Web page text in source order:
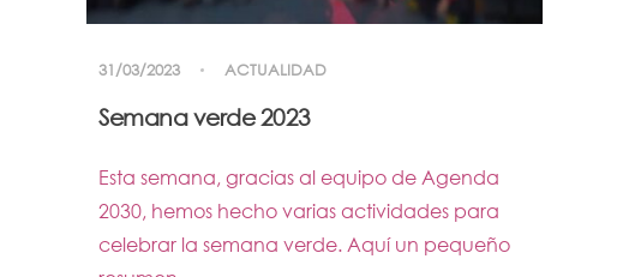
31/03/2023 ACTUALIDAD
Semana verde 2023
Esta semana, gracias al equipo de Agenda
2030, hemos hecho varias actividades para
celebrar la semana verde. Aquí un pequeño